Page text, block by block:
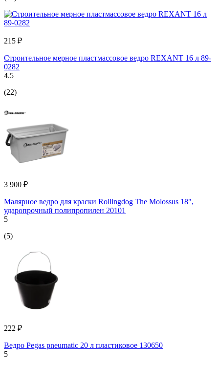
215 ₽
Строительное мерное пластмассовое ведро REXANT 16 л 89-
0282
4.5
(22)
3 900 ₽
Малярное ведро для краски Rollingdog The Molossus 18",
ударопрочный полипропилен 20101
5
(5)
222 ₽
Ведро Pegas pneumatic 20 л пластиковое 130650
5